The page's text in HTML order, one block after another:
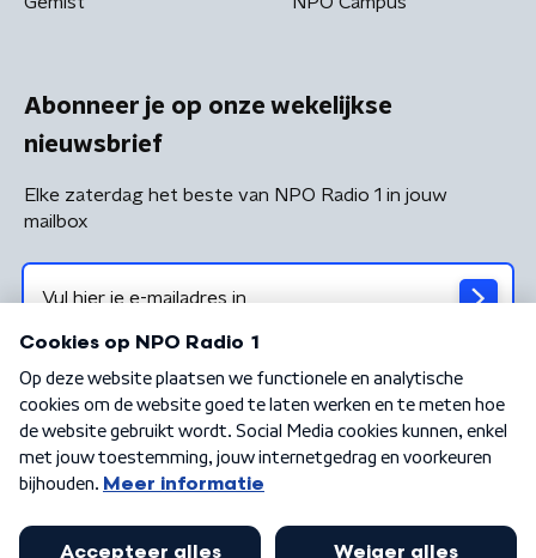
Abonneer je op onze wekelijkse
nieuwsbrief
Elke zaterdag het beste van NPO Radio 1 in jouw
mailbox
Algemene voorwaarden Privacybeleid